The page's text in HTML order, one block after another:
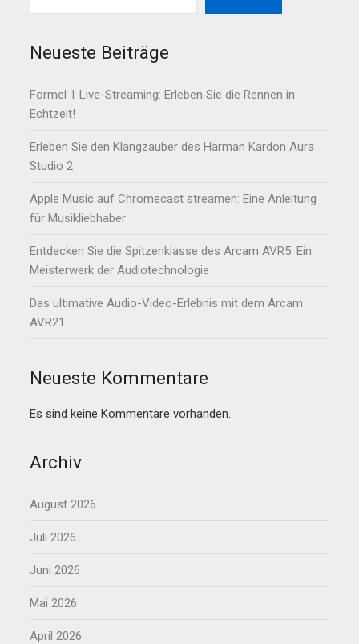
Neueste Beiträge
Formel 1 Live-Streaming: Erleben Sie die Rennen in
Echtzeit!
Erleben Sie den Klangzauber des Harman Kardon Aura
Studio 2
Apple Music auf Chromecast streamen: Eine Anleitung
für Musikliebhaber
Entdecken Sie die Spitzenklasse des Arcam AVR5: Ein
Meisterwerk der Audiotechnologie
Das ultimative Audio-Video-Erlebnis mit dem Arcam
AVR21
Neueste Kommentare
Es sind keine Kommentare vorhanden.
Archiv
August 2026
Juli 2026
Juni 2026
Mai 2026
April 2026